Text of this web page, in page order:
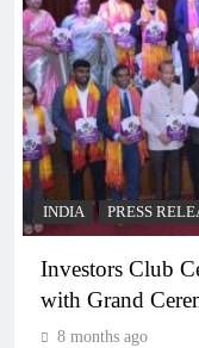
INDIA PRESS
Investors Club
with Grand
8 months ago